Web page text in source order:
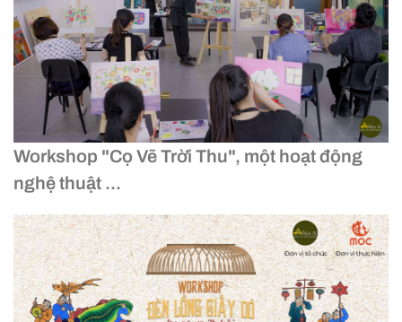
Workshop "Cọ Vẽ Trời Thu", một hoạt động
nghệ thuật ...